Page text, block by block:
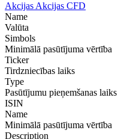
Akcijas Akcijas CFD
Name
Valūta
Simbols
Minimālā pasūtījuma vērtība
Ticker
Tirdzniecības laiks
Type
Pasūtījumu pieņemšanas laiks
ISIN
Name
Minimālā pasūtījuma vērtība
Description